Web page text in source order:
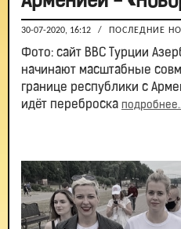
30-07-2020, 16:12 / ПОСЛЕДНИЕ
Фото: сайт ВВС Турции
начинают масштабные
границе республики с
идёт переброска